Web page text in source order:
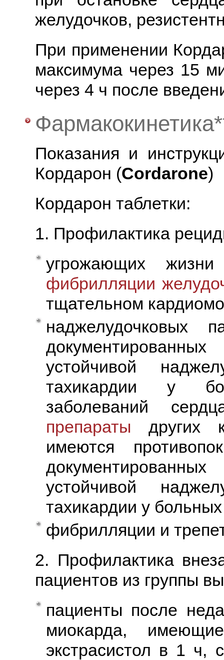
желудочков,
При применении
максимума через 15
через 4 ч после
Показания и
Кордарон (Cordarone)
Кордарон таблетки:
1. Профилактика
угрожающих
фибрилляции
тщательном
наджелудочковых
устойчивой
тахикардии у
заболеваний
препараты других
имеются
устойчивой
тахикардии у
фибрилляции и
2. Профилактика
пациентов из группы
пациенты после
миокарда,
экстрасистол в 1 ч,